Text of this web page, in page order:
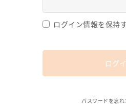
ログイン情報を保持
ログ
パスワードを忘れ